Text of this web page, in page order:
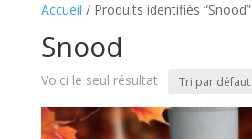
Accueil / Produits identifiés “Snood”
Snood
Voici le seul résultat